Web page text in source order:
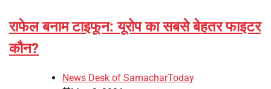
राफेल बनाम टाइफून: यूरोप का सबसे बेहतर फाइटर
कौन?
News Desk of SamacharToday